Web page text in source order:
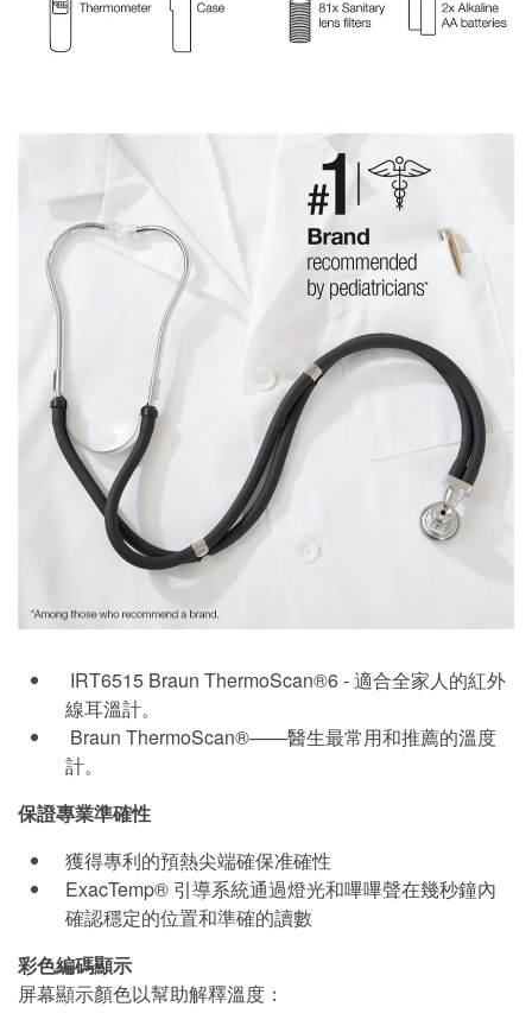
IRT6515 Braun ThermoScan®6 - 適合全家人的紅外
線耳溫計。
Braun ThermoScan®——醫生最常用和推薦的溫度
計。
保證專業準確性
獲得專利的預熱尖端確保准確性
ExacTemp® 引導系統通過燈光和嗶嗶聲在幾秒鐘內
確認穩定的位置和準確的讀數
彩色編碼顯示
屏幕顯示顏色以幫助解釋溫度：